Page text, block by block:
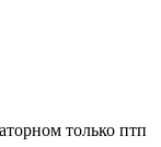
только птп